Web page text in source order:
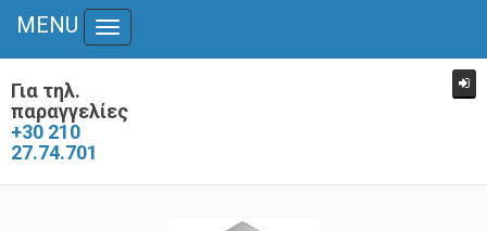
Για τηλ.
παραγγελίες
+30 210
27.74.701
MENU
Toggle